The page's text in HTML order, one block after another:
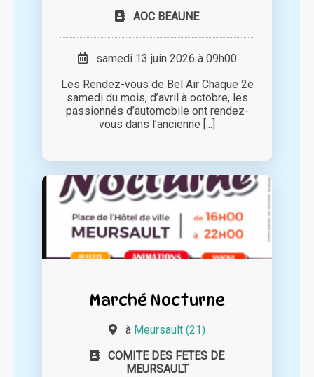
AOC BEAUNE
samedi 13 juin 2026 à 09h00
Les Rendez-vous de Bel Air Chaque 2e
samedi du mois, d’avril à octobre, les
passionnés d’automobile ont rendez-
vous dans l’ancienne [...]
Marché Nocturne
à Meursault (21)
COMITE DES FETES DE
MEURSAULT